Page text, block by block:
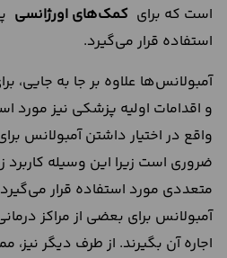
است که برای کمک‌های اورژانسی
استفاده قرار می‌گیرد.
آمبولانس‌ها علاوه بر جا به جایی،
و اقدامات اولیه پزشکی نیز مورد
واقع در اختیار داشتن آمبولانس
ضروری است زیرا این وسیله کاربرد
متعددی مورد استفاده قرار
آمبولانس برای بعضی از مراکز
اجاره آن بگیرند. از طرف دیگر